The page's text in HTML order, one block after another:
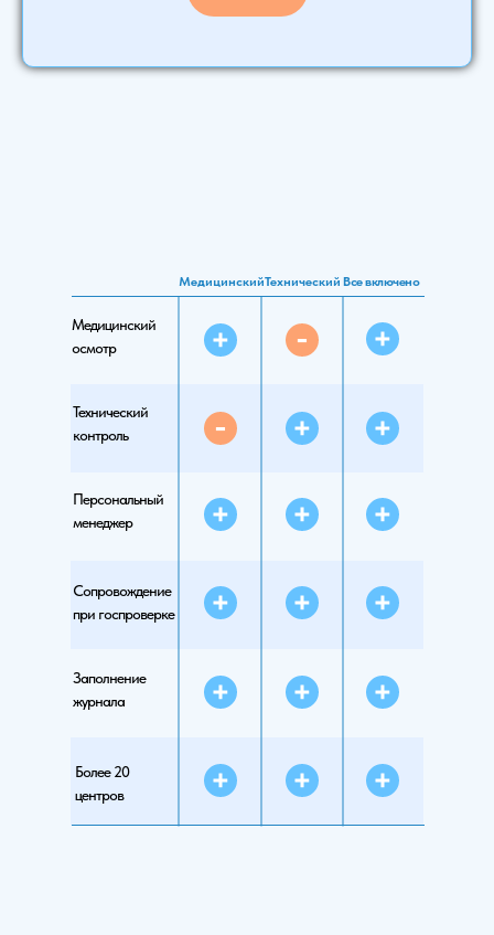
МедицинскийТехнический Все включено
Технический
контроль
Персональный
менеджер
Сопровождение
при госпроверке
Заполнение
журнала
Медицинский
осмотр
Более 20
центров